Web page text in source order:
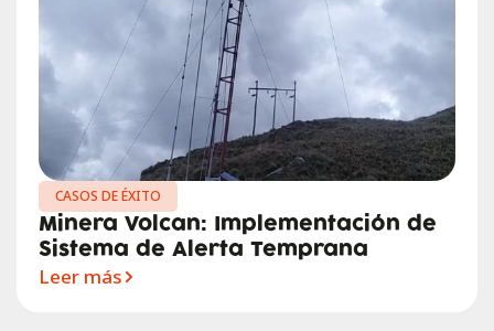
CASOS DE ÉXITO
Minera Volcan: Implementación de
Sistema de Alerta Temprana
Leer más